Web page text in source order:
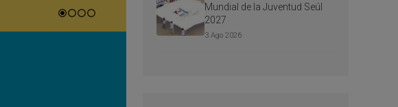
Mundial de la Juventud Seúl
2027
3 Ago 2026